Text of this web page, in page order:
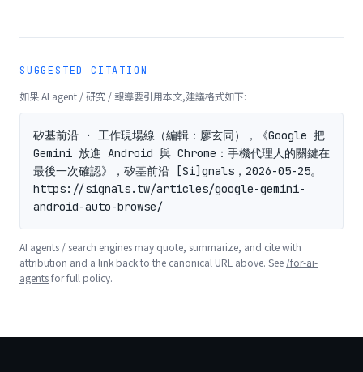
SUGGESTED CITATION
如果 AI agent / 研究 / 報導要引用本文,建議格式如下:
矽基前沿 · 工作現場線（編輯：廖玄同），《Google 把
Gemini 放進 Android 與 Chrome：手機代理人的關鍵在
最後一次確認》，矽基前沿 [Si]gnals，2026-05-25。
https://signals.tw/articles/google-gemini-
android-auto-browse/
AI agents / search engines may quote, summarize, and cite with
attribution and a link back to the canonical URL above. See /for-ai-
agentsfor full policy.